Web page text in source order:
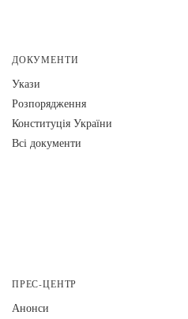
ДОКУМЕНТИ
Укази
Розпорядження
Конституція України
Всі документи
ПРЕС-ЦЕНТР
Анонси